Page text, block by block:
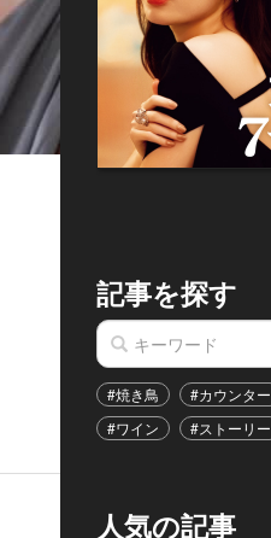
記事を探す
#焼き鳥 #カウンター
#ワイン
#ストーリー
人気の記事